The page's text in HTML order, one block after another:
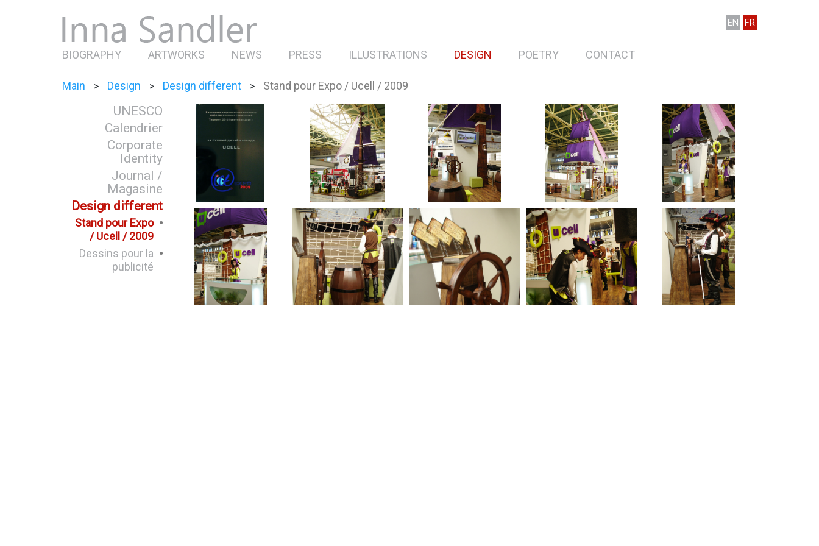
EN FR
BIOGRAPHY ARTWORKS NEWS PRESS ILLUSTRATIONS DESIGN POETRY CONTACT
Main > Design > Design different > Stand pour Expo / Ucell / 2009
UNESCO
Calendrier
Corporate
Identity
Journal /
Magasine
Design different
Stand pour Expo
/ Ucell / 2009
Dessins pour la
publicité